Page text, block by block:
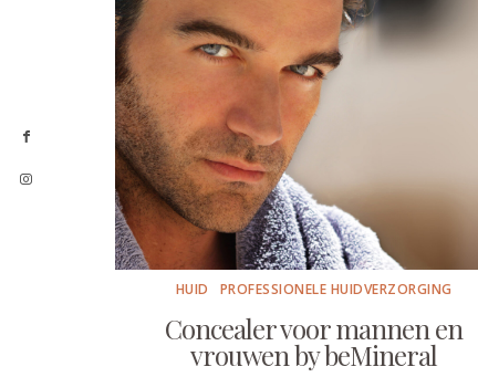
HUID PROFESSIONELE HUIDVERZORGING
Concealer voor mannen en
vrouwen by beMineral